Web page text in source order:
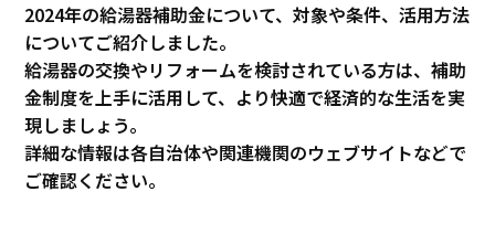
2024年の給湯器補助金について、対象や条件、活用方法
についてご紹介しました。
給湯器の交換やリフォームを検討されている方は、補助
金制度を上手に活用して、より快適で経済的な生活を実
現しましょう。
詳細な情報は各自治体や関連機関のウェブサイトなどで
ご確認ください。